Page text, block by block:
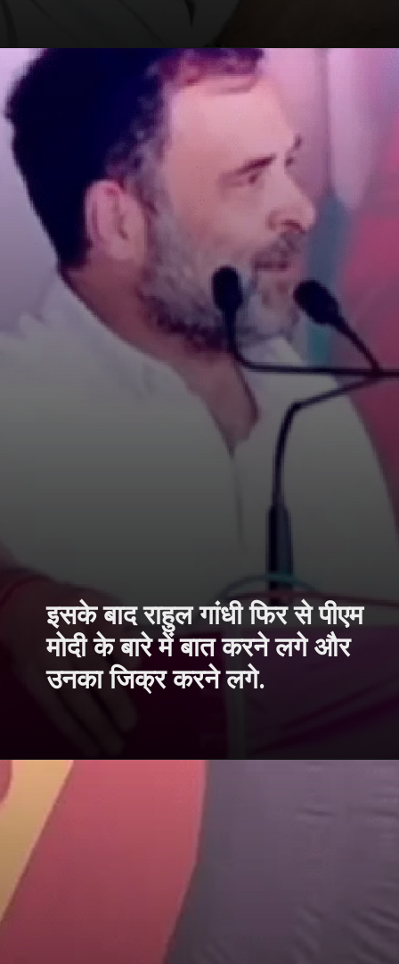
इसके बाद राहुल गांधी फिर से पीएम
मोदी के बारे में बात करने लगे और
उनका जिक्र करने लगे.